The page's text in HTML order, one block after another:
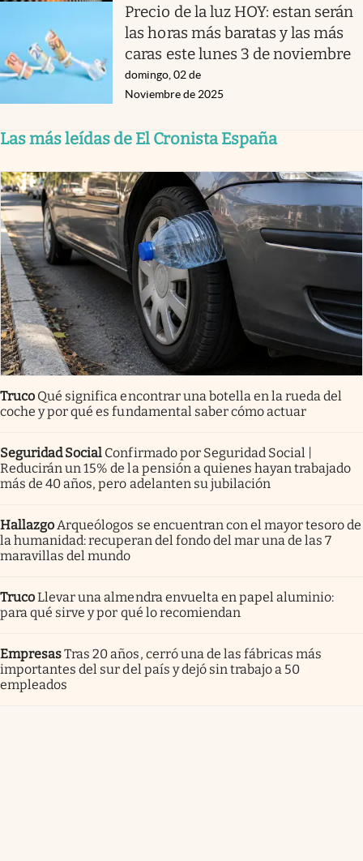
Precio de la luz HOY: estan serán
las horas más baratas y las más
caras este lunes 3 de noviembre
domingo, 02 de
Noviembre de 2025
Las más leídas de El Cronista España
Truco Qué significa encontrar una botella en la rueda del
coche y por qué es fundamental saber cómo actuar
Seguridad Social Confirmado por Seguridad Social |
Reducirán un 15% de la pensión a quienes hayan trabajado
más de 40 años, pero adelanten su jubilación
Hallazgo Arqueólogos se encuentran con el mayor tesoro de
la humanidad: recuperan del fondo del mar una de las 7
maravillas del mundo
TrucoLlevar una almendra envuelta en papel aluminio:
para qué sirve y por qué lo recomiendan
EmpresasTras 20 años, cerró una de las fábricas más
importantes del sur del país y dejó sin trabajo a 50
empleados